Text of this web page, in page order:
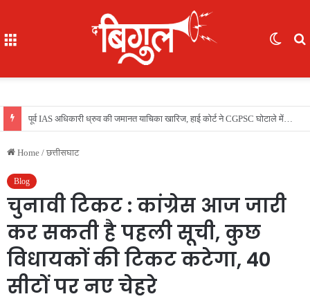
भूखे-प्यासे बच्चों का रेस्क्यू, 16 में से 7 नाबालिग, काम दिलाने के नाम पर ले गए रायपुर, फिर भेजा दुर्ग
Home / छत्तीसघाट
Blog
चुनावी टिकट : कांग्रेस आज जारी
कर सकती है पहली सूची, कुछ
विधायकों की टिकट कटेगा, 40
सीटों पर नए चेहरे